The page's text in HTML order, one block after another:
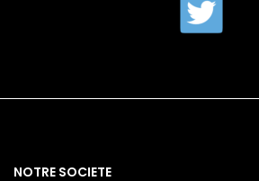
NOTRE SOCIETE